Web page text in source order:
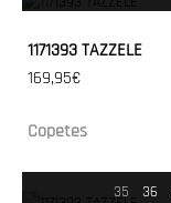
1171393 TAZZELE
169,95€
Copetes
35 36